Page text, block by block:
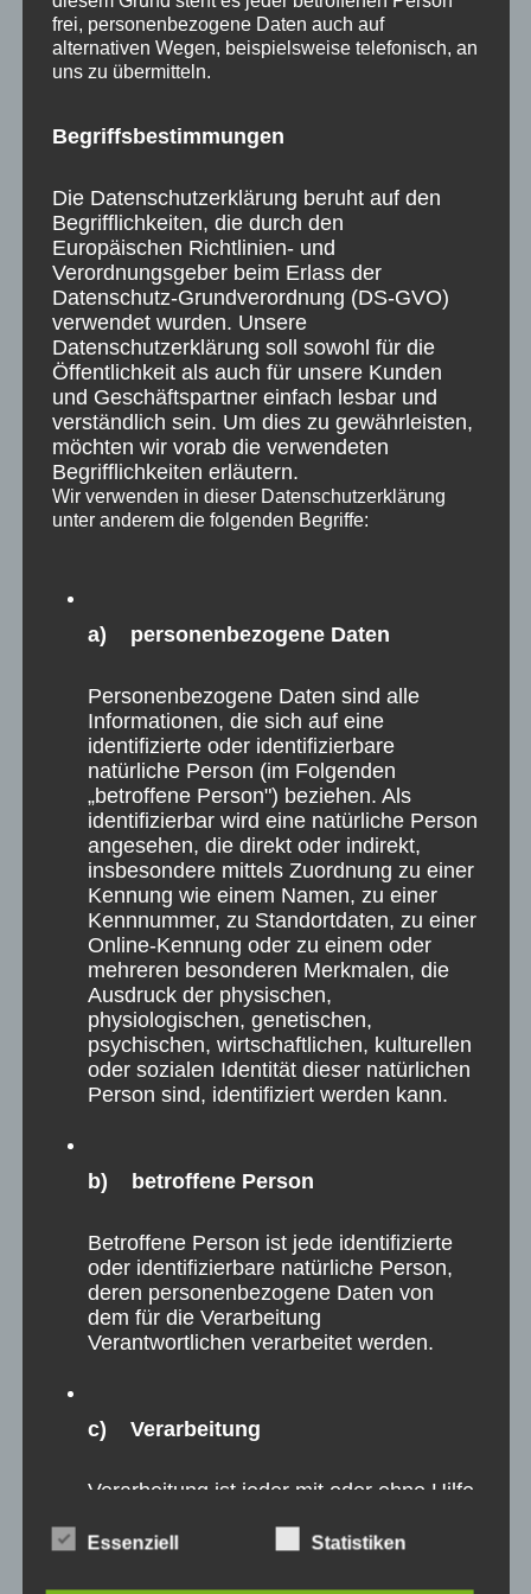
frei, personenbezogene Daten auch auf
alternativen Wegen, beispielsweise telefonisch, an
uns zu übermitteln.
Begriffsbestimmungen
Die Datenschutzerklärung beruht auf den
Begrifflichkeiten, die durch den
Europäischen Richtlinien- und
Verordnungsgeber beim Erlass der
Datenschutz-Grundverordnung (DS-GVO)
verwendet wurden. Unsere
Datenschutzerklärung soll sowohl für die
Öffentlichkeit als auch für unsere Kunden
und Geschäftspartner einfach lesbar und
verständlich sein. Um dies zu gewährleisten,
möchten wir vorab die verwendeten
Begrifflichkeiten erläutern.
Wir verwenden in dieser Datenschutzerklärung
unter anderem die folgenden Begriffe:
a) personenbezogene Daten
Personenbezogene Daten sind alle
Informationen, die sich auf eine
identifizierte oder identifizierbare
natürliche Person (im Folgenden
„betroffene Person") beziehen. Als
identifizierbar wird eine natürliche Person
angesehen, die direkt oder indirekt,
insbesondere mittels Zuordnung zu einer
Kennung wie einem Namen, zu einer
Kennnummer, zu Standortdaten, zu einer
Online-Kennung oder zu einem oder
mehreren besonderen Merkmalen, die
Ausdruck der physischen,
physiologischen, genetischen,
psychischen, wirtschaftlichen, kulturellen
oder sozialen Identität dieser natürlichen
Person sind, identifiziert werden kann.
b) betroffene Person
Betroffene Person ist jede identifizierte
oder identifizierbare natürliche Person,
deren personenbezogene Daten von
dem für die Verarbeitung
Verantwortlichen verarbeitet werden.
c) Verarbeitung
Verarbeitung ist jeder mit oder ohne Hilfe
Vorgang oder jede solche Vorgangsreihe
Essenziell Statistiken